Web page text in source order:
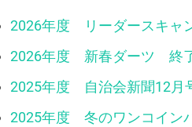
2026年度 リーダースキャ
2026年度 新春ダーツ 終
2025年度 自治会新聞12月
2025年度 冬のワンコイン